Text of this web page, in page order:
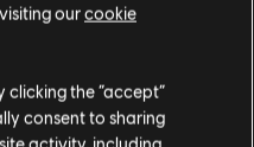
3Artikeln
ultimative Spielerlebnis mit neuen
Inhaltenaus dem Ubisoft Store.
Schnäppchenfür Spiele aus Ubisofts
du aus
.
ourcookie
the “accept”
consent to sharing